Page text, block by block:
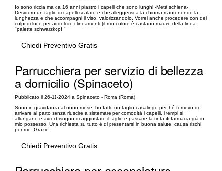
Io sono riccia ma da 16 anni piastro i capelli che sono lunghi -Metà schiena-
Desidero un taglio di capelli scalato e che alleggerisca la chioma mantenendo la
lunghezza e che accompagni il viso, valorizzandolo. Vorrei anche procedere con dei
colpi di luce per addolcire i lineamenti (il mio colore è castano mauve della linea
"palette schwarzkopf "
Chiedi Preventivo Gratis
Parrucchiera per servizio di bellezza
a domicilio (Spinaceto)
Pubblicato il 26-11-2024 a Spinaceto - Roma (Roma)
Sono in gravidanza al nono mese, ho fatto un taglio casalingo perché temevo di
arrivare al parto senza riuscire a sistemare per comodità i capelli, i tempi si
allungano e avrei bisogno di aggiustare il taglio e passare la tinta di farmacia già in
mio possesso. Una richiesta su tutto è di presentarsi in buona salute, causa rischi
per me. Grazie
Chiedi Preventivo Gratis